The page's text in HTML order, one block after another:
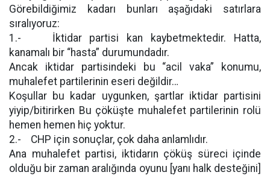
Görebildiğimiz kadarı bunları aşağıdaki satırlara
sıralıyoruz:
1.- İktidar partisi kan kaybetmektedir. Hatta,
kanamalı bir “hasta” durumundadır.
Ancak iktidar partisindeki bu “acil vaka” konumu,
muhalefet partilerinin eseri değildir…
Koşullar bu kadar uygunken, şartlar iktidar partisini
yiyip/bitirirken Bu çöküşte muhalefet partilerinin rolü
hemen hemen hiç yoktur.
2.- CHP için sonuçlar, çok daha anlamlıdır.
Ana muhalefet partisi, iktidarın çöküş süreci içinde
olduğu bir zaman aralığında oyunu [yanı halk desteğini]